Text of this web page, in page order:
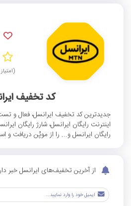
(امتیاز ۴.۴۶ از مجموع ۶۴۸۴ رای)
کد تخفیف
جدیدترین کد تخفیف ایرانسل، فعال و
اینترنت رایگان ایرانسل، شارژ رایگان
رایگان ایرانسل و... را از موپُن دریافت و
از آخرین تخفیف‌های ایرانسل خبر